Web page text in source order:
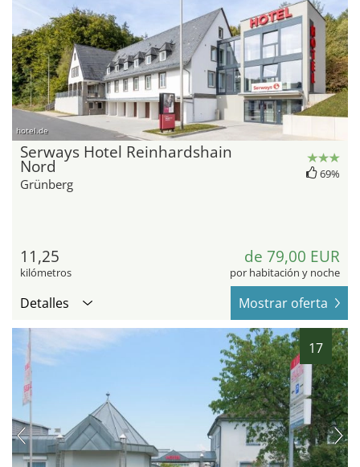
hotel.de
Serways Hotel Reinhardshain
Nord
Grünberg
69%
11,25
kilómetros
de 79,00 EUR
por habitación y noche
Detalles Mostrar oferta
17